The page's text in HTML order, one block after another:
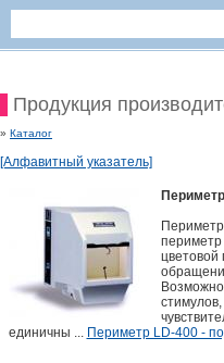
Продукция
» Каталог
[Алфавитный указатель]
периметр
цветовой
единичны ... Периметр LD-400 -